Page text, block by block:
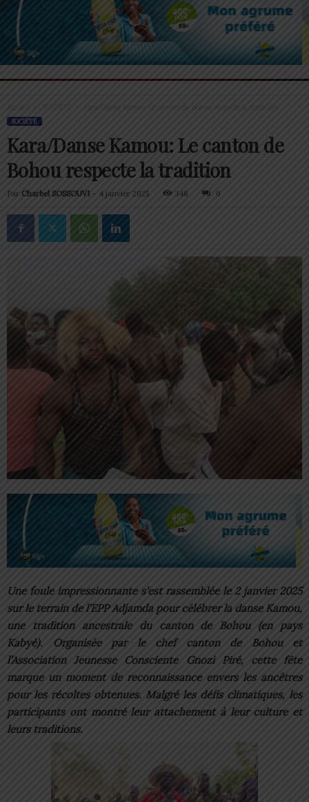
Accueil Kara/Danse Kamou: Le canton de Bohou respecte la tradition
SOCIÉTÉ
Kara/Danse Kamou: Le canton de
Bohou respecte la tradition
Par Charbel SOSSOUVI - 4 janvier 2025 348 0
Une foule impressionnante s’est rassemblée le 2 janvier 2025
sur le terrain de l’EPP Adjamda pour célébrer la danse Kamou,
une tradition ancestrale du canton de Bohou (en pays
Kabyè). Organisée par le chef canton de Bohou et
l’Association Jeunesse Consciente Gnozi Piré, cette fête
marque un moment de reconnaissance envers les ancêtres
pour les récoltes obtenues. Malgré les défis climatiques, les
participants ont montré leur attachement à leur culture et
leurs traditions.